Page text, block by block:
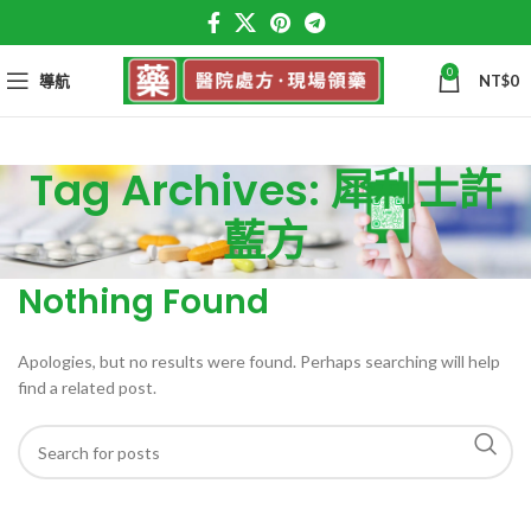
導航 0 NT$0
Tag Archives: 犀利士許
藍方
Nothing Found
Apologies, but no results were found. Perhaps searching will help
find a related post.